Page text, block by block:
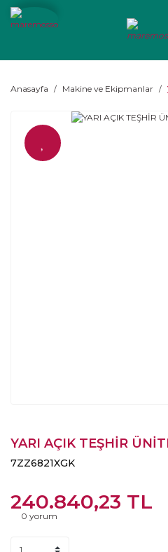
Anasayfa Makine ve Ekipmanlar
YARI AÇIK TEŞHİR
7ZZ6821XGK
240.840,23 TL
0 yorum